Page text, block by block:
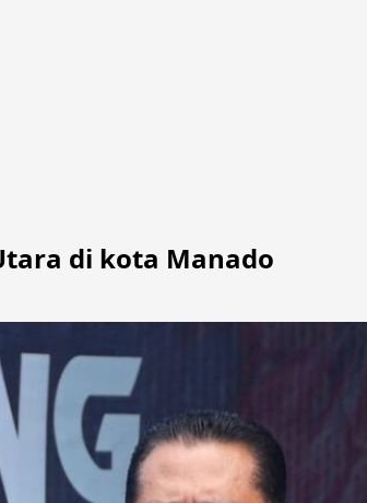
di kota Manado